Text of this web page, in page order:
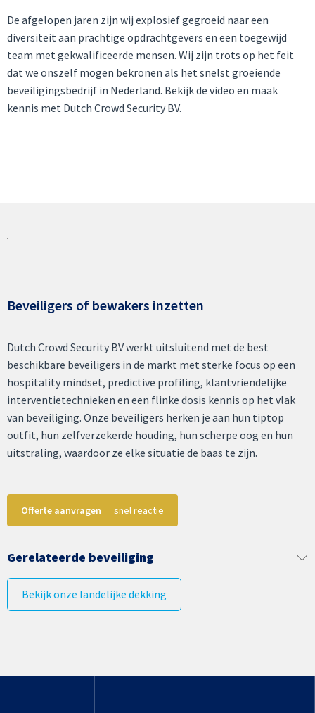
De afgelopen jaren zijn wij explosief gegroeid naar een
diversiteit aan prachtige opdrachtgevers en een toegewijd
team met gekwalificeerde mensen. Wij zijn trots op het feit
dat we onszelf mogen bekronen als het snelst groeiende
beveiligingsbedrijf in Nederland. Bekijk de video en maak
kennis met Dutch Crowd Security BV.
Beveiligers of bewakers inzetten
Dutch Crowd Security BV werkt uitsluitend met de best
beschikbare beveiligers in de markt met sterke focus op een
hospitality mindset, predictive profiling, klantvriendelijke
interventietechnieken en een flinke dosis kennis op het vlak
van beveiliging. Onze beveiligers herken je aan hun tiptop
outfit, hun zelfverzekerde houding, hun scherpe oog en hun
uitstraling, waardoor ze elke situatie de baas te zijn.
Offerte aanvragen snel reactie
Gerelateerde beveiliging
Bekijk onze landelijke dekking